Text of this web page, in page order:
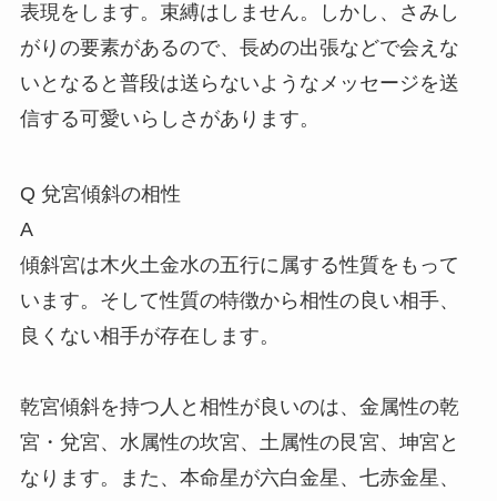
表現をします。束縛はしません。しかし、さみし
がりの要素があるので、長めの出張などで会えな
いとなると普段は送らないようなメッセージを送
信する可愛いらしさがあります。
Q 兌宮傾斜の相性
A
傾斜宮は木火土金水の五行に属する性質をもって
います。そして性質の特徴から相性の良い相手、
良くない相手が存在します。
乾宮傾斜を持つ人と相性が良いのは、金属性の乾
宮・兌宮、水属性の坎宮、土属性の艮宮、坤宮と
なります。また、本命星が六白金星、七赤金星、